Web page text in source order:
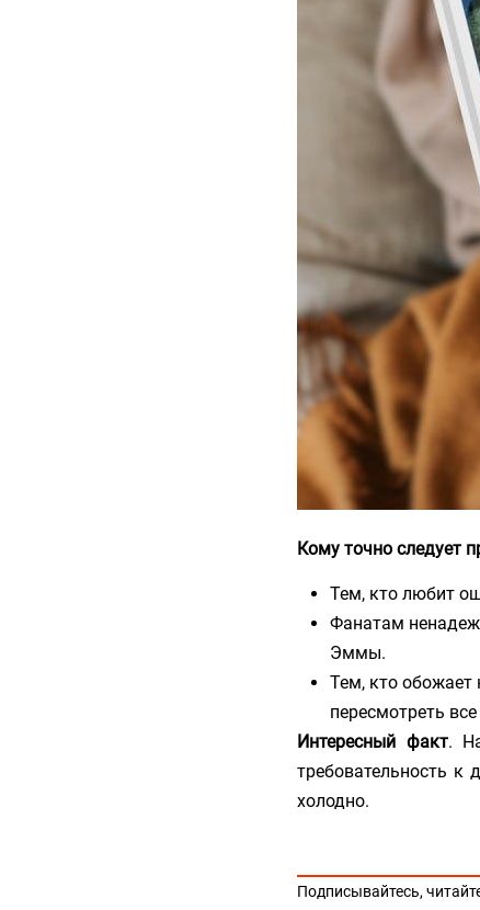
Кому точно следует
Тем, кто любит
Фанатам
Эммы.
Тем, кто обожает
пересмотреть
Интересный факт.
требовательность к
холодно.
Подписывайтесь,